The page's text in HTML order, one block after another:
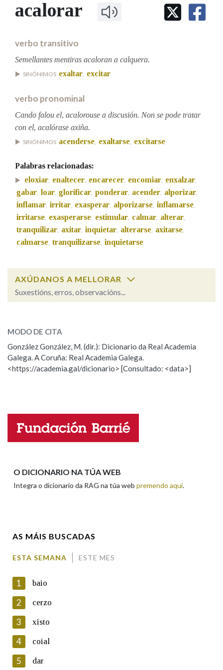
IDENTIDADE CORPORATIVA
MARCIAL DEL ADALID
FIGURAS HOMENAXEADAS
PRIMAVERA DAS LETRAS
PORTAL DAS PALABRAS
Facebook
TwitterYoutubeInstagram
Bluesky
BUSCAR NOS LEMAS
Remata por
Nos exemplos
OUTRAS OPCIÓNS DE BUSCA
Pertence a
acalorar
verbo transitivo
Semellantes mentiras acaloran a calquera.
SINÓNIMOS exaltar, excitar
verbo pronominal
Cando falou el, acalorouse a discusión. Non se pode tratar
con el, acalórase axiña.
SINÓNIMOS acenderse, exaltarse, excitarse
Palabras relacionadas:
eloxiar, enaltecer, encarecer, encomiar, enxalzar,
gabar, loar, glorificar, ponderar, acender, alporizar,
inflamar, irritar, exasperar, alporizarse, inflamarse,
irritarse, exasperarse, estimular, calmar, alterar,
tranquilizar, axitar, inquietar, alterarse, axitarse,
calmarse, tranquilizarse, inquietarse
AXÚDANOS A MELLORAR
Suxestións, erros, observacións...
ESCOLLE UNHA OPCIÓN:
Observación Hai un erro na palabra
Propoño mellorar a definición
Nome
En cumprimento da normativa vixente en materia de
Protección de Datos de Carácter Persoal, a Real Academia
Galega informa a aqueles usuarios que faciliten o seu correo
electrónico, así como calquera outra información de carácter
persoal, que estes datos serán obxecto de tratamento
MODO DE CITA
González González, M. (dir.): Dicionario da Real Academia
Galega. A Coruña: Real Academia Galega.
<https://academia.gal/dicionario> [Consultado: <data>]
O DICIONARIO NA TÚA WEB
Integra o dicionario da RAG na túa web premendo aquí.
AS MÁIS BUSCADAS
ESTA SEMANA ESTE MES
1 baio
2 cerzo
3 xisto
4 coial
5 dar